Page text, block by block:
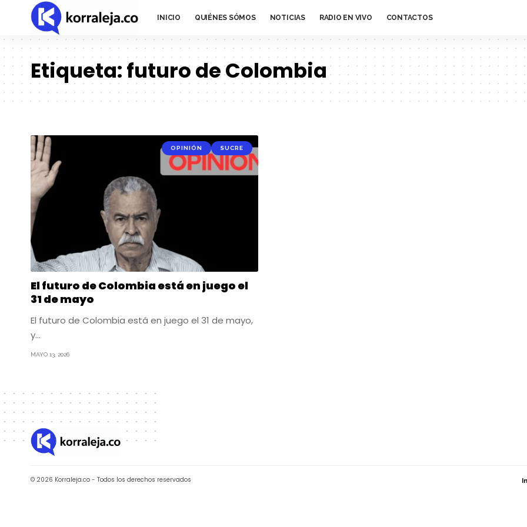
INICIO QUIÉNES SÓMOS NOTICIAS RADIO EN VIVO CONTACTOS
Etiqueta:futuro de Colombia
OPINIÓN SUCRE
El futuro de Colombia está en juego el
31 de mayo
El futuro de Colombia está en juego el 31 de mayo,
y…
MAYO 13, 2026
© 2026 Korraleja.co - Todos los derechos reservados